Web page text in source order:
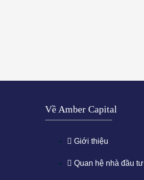
Về Amber Capital
Giới thiệu
Quan hệ nhà đầu tư